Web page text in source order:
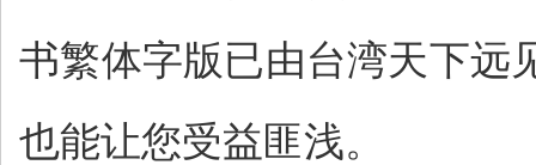
书繁体字版已由台湾天下远
也能让您受益匪浅。